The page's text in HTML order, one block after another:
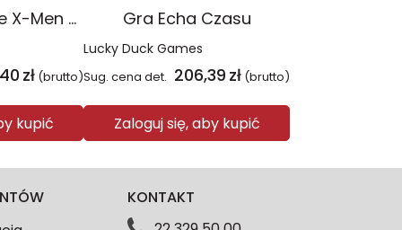
Gra Dice Throne X-Men Box 2
zł (brutto)
kupić
Gra Echa Czasu
Lucky Duck Games
Sug. cena det. 206,39 zł (brutto)
Zaloguj się, aby kupić
KONTAKT